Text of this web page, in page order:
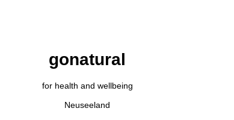
gonatural
for health and wellbeing
Neuseeland